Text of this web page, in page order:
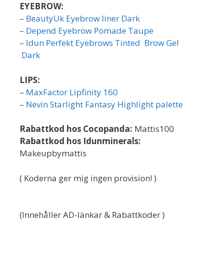
EYEBROW:
– BeautyUk Eyebrow liner Dark
– Depend Eyebrow Pomade Taupe
– Idun Perfekt Eyebrows Tinted Brow Gel
Dark
LIPS:
– MaxFactor Lipfinity 160
– Nevin Starlight Fantasy Highlight palette
Rabattkod hos Cocopanda: Mattis100
Rabattkod hos Idunminerals:
Makeupbymattis
( Koderna ger mig ingen provision! )
(Innehåller AD-länkar & Rabattkoder )